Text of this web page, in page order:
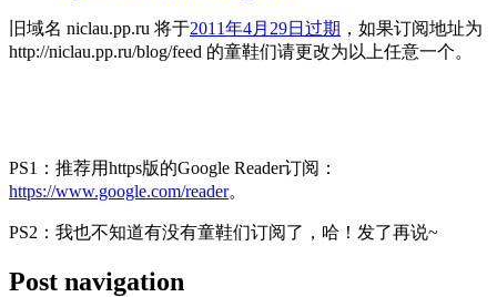
旧域名 niclau.pp.ru 将于2011年4月29日过期 ，如果订阅地址为
http://niclau.pp.ru/blog/feed 的童鞋们请更改为以上任意一个。
PS1：推荐用https版的Google Reader订阅：
https://www.google.com/reader。
PS2：我也不知道有没有童鞋们订阅了，哈！发了再说~
Post navigation